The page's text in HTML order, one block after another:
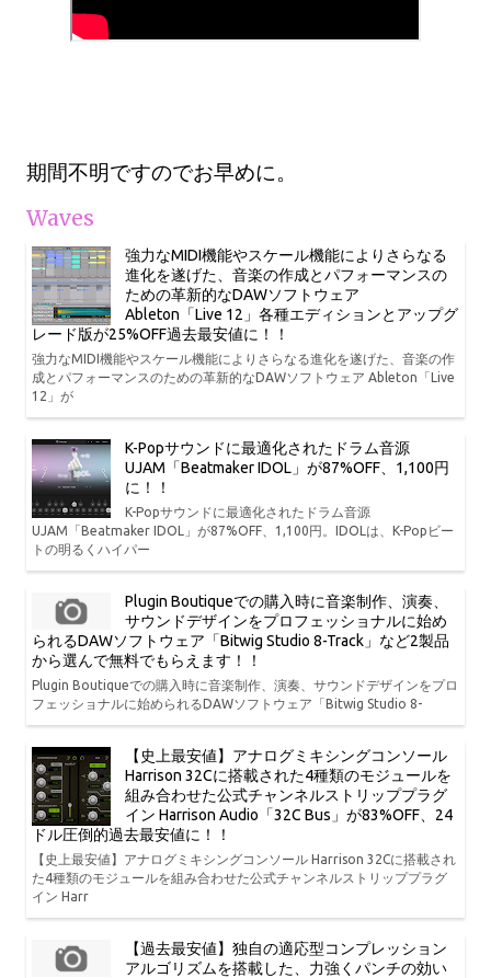
期間不明ですのでお早めに。
Waves
強力なMIDI機能やスケール機能によりさらなる
進化を遂げた、音楽の作成とパフォーマンスの
ための革新的なDAWソフトウェア
Ableton「Live 12」各種エディションとアップグ
レード版が25%OFF過去最安値に！！
強力なMIDI機能やスケール機能によりさらなる進化を遂げた、音楽の作
成とパフォーマンスのための革新的なDAWソフトウェア Ableton「Live
12」が
K-Popサウンドに最適化されたドラム音源
UJAM「Beatmaker IDOL」が87%OFF、1,100円
に！！
K-Popサウンドに最適化されたドラム音源
UJAM「Beatmaker IDOL」が87%OFF、1,100円。IDOLは、K-Popビー
トの明るくハイパー
Plugin Boutiqueでの購入時に音楽制作、演奏、
サウンドデザインをプロフェッショナルに始め
られるDAWソフトウェア「Bitwig Studio 8-Track」など2製品
から選んで無料でもらえます！！
Plugin Boutiqueでの購入時に音楽制作、演奏、サウンドデザインをプロ
フェッショナルに始められるDAWソフトウェア「Bitwig Studio 8-
【史上最安値】アナログミキシングコンソール
Harrison 32Cに搭載された4種類のモジュールを
組み合わせた公式チャンネルストリッププラグ
イン Harrison Audio「32C Bus」が83%OFF、24
ドル圧倒的過去最安値に！！
【史上最安値】アナログミキシングコンソール Harrison 32Cに搭載され
た4種類のモジュールを組み合わせた公式チャンネルストリッププラグ
イン Harr
【過去最安値】独自の適応型コンプレッション
アルゴリズムを搭載した、力強くパンチの効い